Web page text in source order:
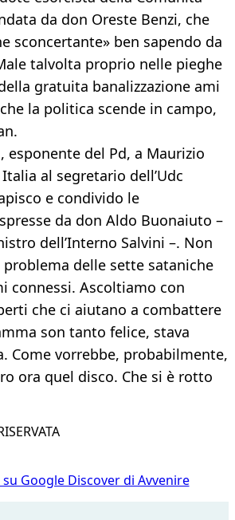
da don Oreste Benzi, che
sconcertante» ben sapendo da
talvolta proprio nelle pieghe
gratuita banalizzazione ami
la politica scende in campo,
esponente del Pd, a Maurizio
al segretario dell’Udc
e condivido le
da don Aldo Buonaiuto –
dell’Interno Salvini –. Non
delle sette sataniche
connessi. Ascoltiamo con
che ci aiutano a combattere
son tanto felice, stava
Come vorrebbe, probabilmente,
ora quel disco. Che si è rotto
Google Discover di Avvenire